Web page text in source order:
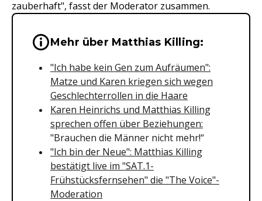
zauberhaft", fasst der Moderator zusammen.
Wichtige Hinweise &
Mehr über Matthias Killing:
"Ich habe kein Gen zum Aufräumen":
Matze und Karen kriegen sich wegen
Geschlechterrollen in die Haare
Karen Heinrichs und Matthias Killing
sprechen offen über Beziehungen:
"Brauchen die Männer nicht mehr!“
"Ich bin der Neue": Matthias Killing
bestätigt live im "SAT.1-
Frühstücksfernsehen" die "The Voice"-
Moderation